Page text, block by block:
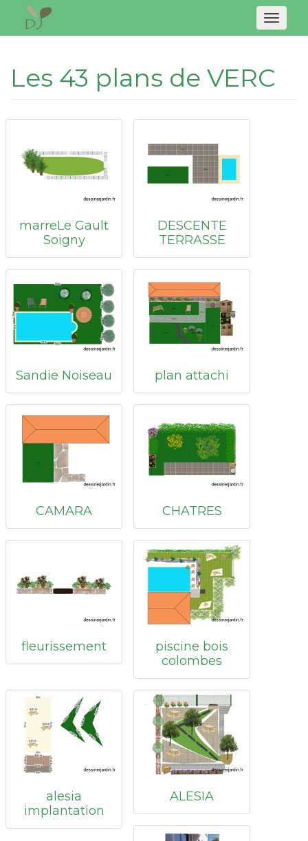
Les 43 plans de VERC
marreLe Gault
Soigny
DESCENTE
TERRASSE
Sandie Noiseau plan attachi
CAMARA CHATRES
fleurissement
piscine bois
colombes
alesia
implantation
ALESIA